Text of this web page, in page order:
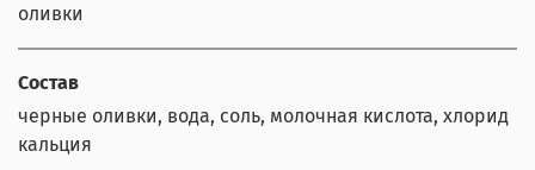
оливки
Состав
черные оливки, вода, соль, молочная кислота, хлорид
кальция